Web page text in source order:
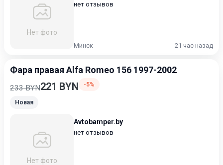
Нет фото
нет отзывов
Минск 21 час назад
Фара правая Alfa Romeo 156 1997-2002
233 BYN221 BYN -5%
Новая
Нет фото
Avtobamper.by
нет отзывов